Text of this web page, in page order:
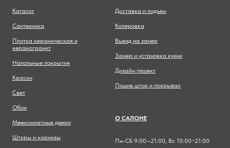
Каталог
Сантехника
Плитка керамическая и
керамогранит
Напольные покрытия
Краски
Свет
Обои
Межкомнатные двери
Шторы и карнизы
Доставка и подъем
Колеровка
Выезд на замер
Замер и установка кухни
Дизайн-проект
Пошив штор и покрывал
О САЛОНЕ
Пн-Сб 9:00—21:00, Вс 10:00−21:00